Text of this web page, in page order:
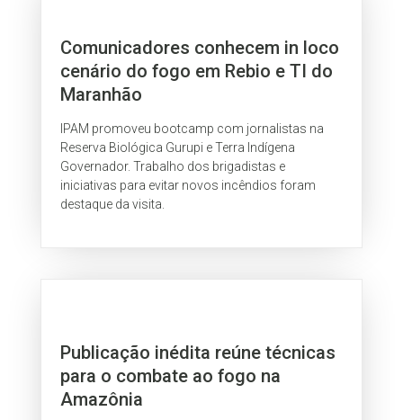
Comunicadores conhecem in loco
cenário do fogo em Rebio e TI do
Maranhão
IPAM promoveu bootcamp com jornalistas na
Reserva Biológica Gurupi e Terra Indígena
Governador. Trabalho dos brigadistas e
iniciativas para evitar novos incêndios foram
destaque da visita.
Publicação inédita reúne técnicas
para o combate ao fogo na
Amazônia